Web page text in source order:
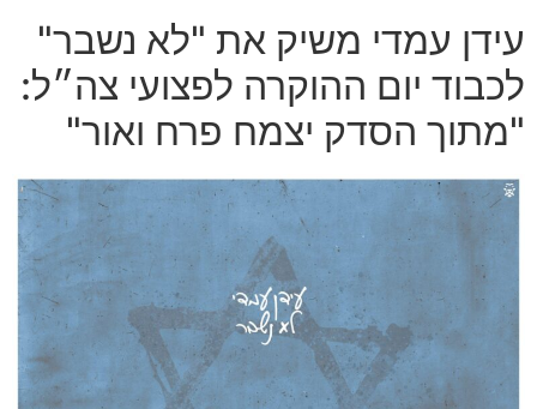
עידן עמדי משיק את "לא נשבר"
לכבוד יום ההוקרה לפצועי צה״ל:
"מתוך הסדק יצמח פרח ואור"